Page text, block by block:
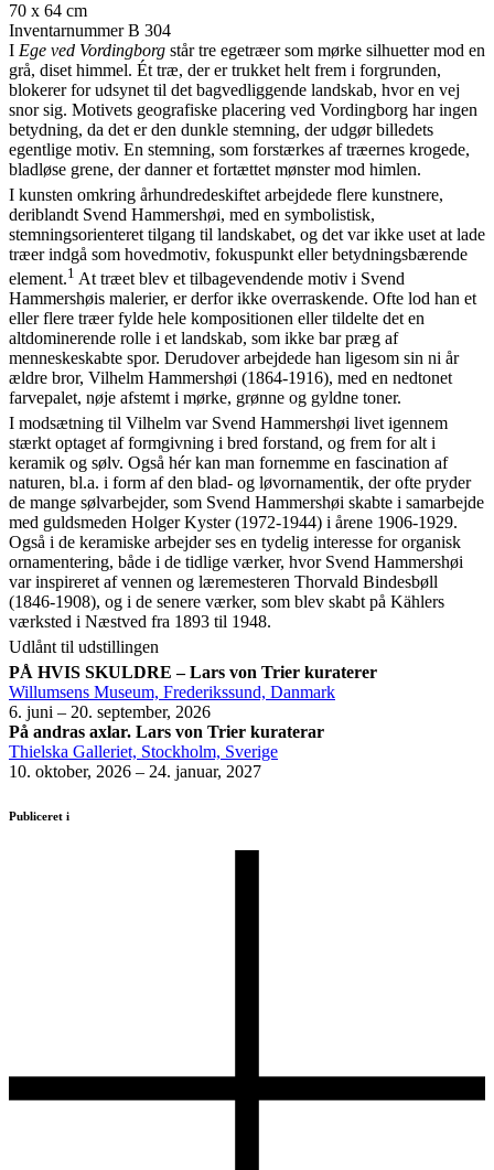
70 x 64 cm
Inventarnummer B 304
I Ege ved Vordingborg står tre egetræer som mørke silhuetter mod en
grå, diset himmel. Ét træ, der er trukket helt frem i forgrunden,
blokerer for udsynet til det bagvedliggende landskab, hvor en vej
snor sig. Motivets geografiske placering ved Vordingborg har ingen
betydning, da det er den dunkle stemning, der udgør billedets
egentlige motiv. En stemning, som forstærkes af træernes krogede,
bladløse grene, der danner et fortættet mønster mod himlen.
I kunsten omkring århundredeskiftet arbejdede flere kunstnere,
deriblandt Svend Hammershøi, med en symbolistisk,
stemningsorienteret tilgang til landskabet, og det var ikke uset at lade
træer indgå som hovedmotiv, fokuspunkt eller betydningsbærende
element.1 At træet blev et tilbagevendende motiv i Svend
Hammershøis malerier, er derfor ikke overraskende. Ofte lod han et
eller flere træer fylde hele kompositionen eller tildelte det en
altdominerende rolle i et landskab, som ikke bar præg af
menneskeskabte spor. Derudover arbejdede han ligesom sin ni år
ældre bror, Vilhelm Hammershøi (1864-1916), med en nedtonet
farvepalet, nøje afstemt i mørke, grønne og gyldne toner.
I modsætning til Vilhelm var Svend Hammershøi livet igennem
stærkt optaget af formgivning i bred forstand, og frem for alt i
keramik og sølv. Også hér kan man fornemme en fascination af
naturen, bl.a. i form af den blad- og løvornamentik, der ofte pryder
de mange sølvarbejder, som Svend Hammershøi skabte i samarbejde
med guldsmeden Holger Kyster (1972-1944) i årene 1906-1929.
Også i de keramiske arbejder ses en tydelig interesse for organisk
ornamentering, både i de tidlige værker, hvor Svend Hammershøi
var inspireret af vennen og læremesteren Thorvald Bindesbøll
(1846-1908), og i de senere værker, som blev skabt på Kählers
værksted i Næstved fra 1893 til 1948.
Udlånt til udstillingen
PÅ HVIS SKULDRE – Lars von Trier kuraterer
Willumsens Museum, Frederikssund, Danmark
6. juni – 20. september, 2026
På andras axlar. Lars von Trier kuraterar
Thielska Galleriet, Stockholm, Sverige
10. oktober, 2026 – 24. januar, 2027
Publiceret i